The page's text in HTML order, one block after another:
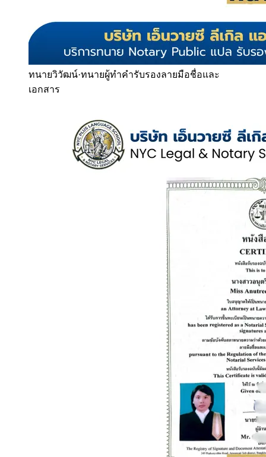
ทนายวิวัฒน์·ทนายผู้ทำคำรับรองลายมือชื่อและ
เอกสาร